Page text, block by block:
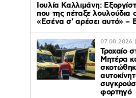
Ιουλία Καλλιμάνη:
που της πέταξε
«Εσένα σ’ αρέσει αυτό» –
07.08.2026
Τροχαίο
Μητέρα
φορτηγό